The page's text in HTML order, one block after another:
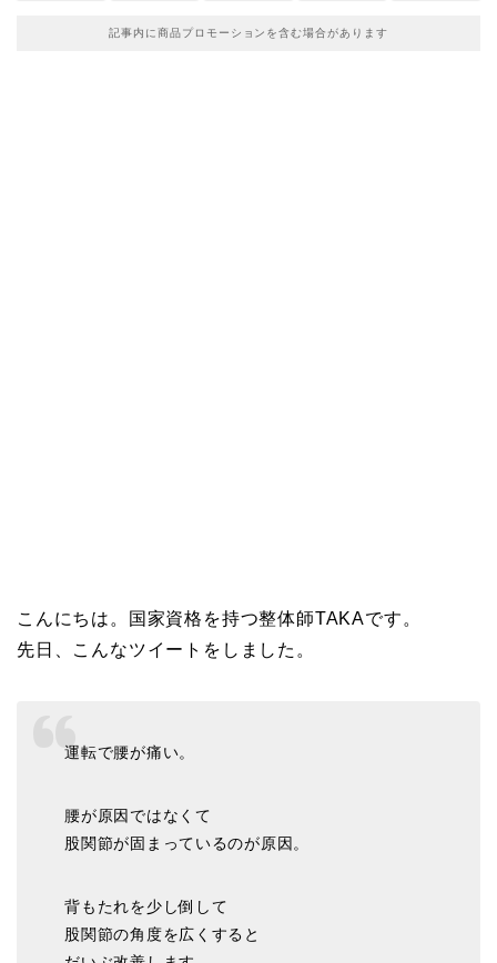
記事内に商品プロモーションを含む場合があります
こんにちは。国家資格を持つ整体師TAKAです。
先日、こんなツイートをしました。
運転で腰が痛い。
腰が原因ではなくて
股関節が固まっているのが原因。
背もたれを少し倒して
股関節の角度を広くすると